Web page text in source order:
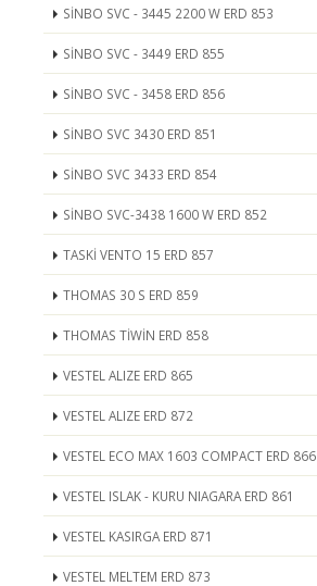
SİNBO SVC - 3445 2200 W ERD 853
SİNBO SVC - 3449 ERD 855
SİNBO SVC - 3458 ERD 856
SİNBO SVC 3430 ERD 851
SİNBO SVC 3433 ERD 854
SİNBO SVC-3438 1600 W ERD 852
TASKİ VENTO 15 ERD 857
THOMAS 30 S ERD 859
THOMAS TİWİN ERD 858
VESTEL ALIZE ERD 865
VESTEL ALIZE ERD 872
VESTEL ECO MAX 1603 COMPACT ERD 866
VESTEL ISLAK - KURU NIAGARA ERD 861
VESTEL KASIRGA ERD 871
VESTEL MELTEM ERD 873